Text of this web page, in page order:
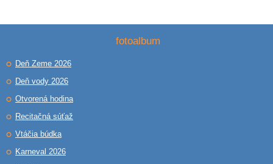
fotoalbum
Deň Zeme 2026
Deň vody 2026
Otvorená hodina
Recitačná súťaž
Vtáčia búdka
Karneval 2026